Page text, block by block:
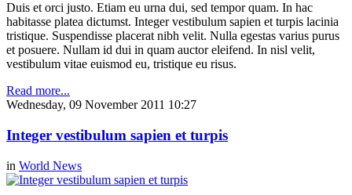
Duis et orci justo. Etiam eu urna dui, sed tempor quam. In hac
habitasse platea dictumst. Integer vestibulum sapien et turpis lacinia
tristique. Suspendisse placerat nibh velit. Nulla egestas varius purus
et posuere. Nullam id dui in quam auctor eleifend. In nisl velit,
vestibulum vitae euismod eu, tristique eu risus.
Read more...
Wednesday, 09 November 2011 10:27
Integer vestibulum sapien et turpis
in World News